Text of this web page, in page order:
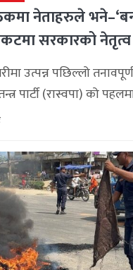
नेताहरुले
सरकारको नेतृत्व
उत्पन्न पछिल्लो
पार्टी (रास्वपा) को
बैठक जारी छ।